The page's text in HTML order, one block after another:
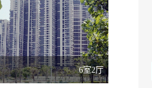
6室2厅